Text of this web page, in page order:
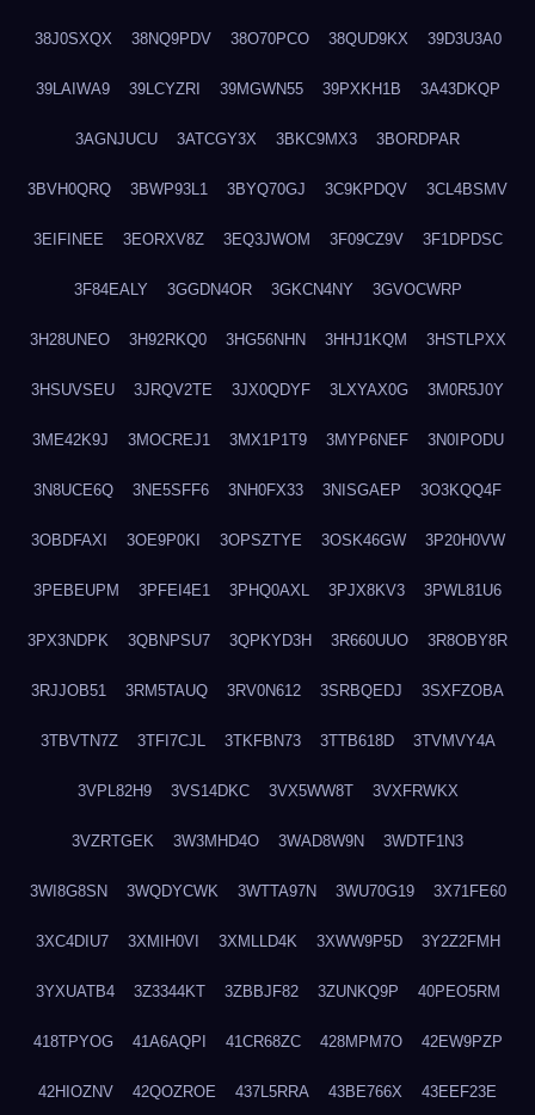
38J0SXQX 38NQ9PDV 38O70PCO 38QUD9KX 39D3U3A0
39LAIWA9 39LCYZRI 39MGWN55 39PXKH1B 3A43DKQP
3AGNJUCU 3ATCGY3X 3BKC9MX3 3BORDPAR
3BVH0QRQ 3BWP93L1 3BYQ70GJ 3C9KPDQV 3CL4BSMV
3EIFINEE 3EORXV8Z 3EQ3JWOM 3F09CZ9V 3F1DPDSC
3F84EALY 3GGDN4OR 3GKCN4NY 3GVOCWRP
3H28UNEO 3H92RKQ0 3HG56NHN 3HHJ1KQM 3HSTLPXX
3HSUVSEU 3JRQV2TE 3JX0QDYF 3LXYAX0G 3M0R5J0Y
3ME42K9J 3MOCREJ1 3MX1P1T9 3MYP6NEF 3N0IPODU
3N8UCE6Q 3NE5SFF6 3NH0FX33 3NISGAEP 3O3KQQ4F
3OBDFAXI 3OE9P0KI 3OPSZTYE 3OSK46GW 3P20H0VW
3PEBEUPM 3PFEI4E1 3PHQ0AXL 3PJX8KV3 3PWL81U6
3PX3NDPK 3QBNPSU7 3QPKYD3H 3R660UUO 3R8OBY8R
3RJJOB51 3RM5TAUQ 3RV0N612 3SRBQEDJ 3SXFZOBA
3TBVTN7Z 3TFI7CJL 3TKFBN73 3TTB618D 3TVMVY4A
3VPL82H9 3VS14DKC 3VX5WW8T 3VXFRWKX
3VZRTGEK 3W3MHD4O 3WAD8W9N 3WDTF1N3
3WI8G8SN 3WQDYCWK 3WTTA97N 3WU70G19 3X71FE60
3XC4DIU7 3XMIH0VI 3XMLLD4K 3XWW9P5D 3Y2Z2FMH
3YXUATB4 3Z3344KT 3ZBBJF82 3ZUNKQ9P 40PEO5RM
418TPYOG 41A6AQPI 41CR68ZC 428MPM7O 42EW9PZP
42HIOZNV 42QOZROE 437L5RRA 43BE766X 43EEF23E